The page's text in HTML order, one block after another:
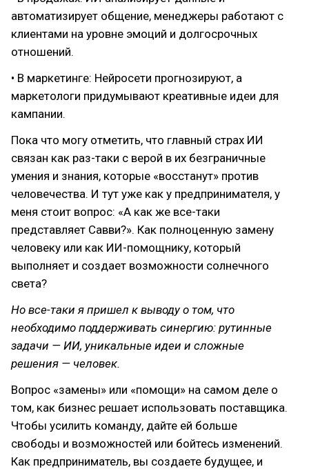
автоматизирует общение, менеджеры работают с
клиентами на уровне эмоций и долгосрочных
отношений.
• В маркетинге: Нейросети прогнозируют, а
маркетологи придумывают креативные идеи для
кампании.
Пока что могу отметить, что главный страх ИИ
связан как раз-таки с верой в их безграничные
умения и знания, которые «восстанут» против
человечества. И тут уже как у предпринимателя, у
меня стоит вопрос: «А как же все-таки
представляет Савви?». Как полноценную замену
человеку или как ИИ-помощнику, который
выполняет и создает возможности солнечного
света?
Но все-таки я пришел к выводу о том, что
необходимо поддерживать синергию: рутинные
задачи — ИИ, уникальные идеи и сложные
решения — человек.
Вопрос «замены» или «помощи» на самом деле о
том, как бизнес решает использовать поставщика.
Чтобы усилить команду, дайте ей больше
свободы и возможностей или бойтесь изменений.
Как предприниматель, вы создаете будущее, и